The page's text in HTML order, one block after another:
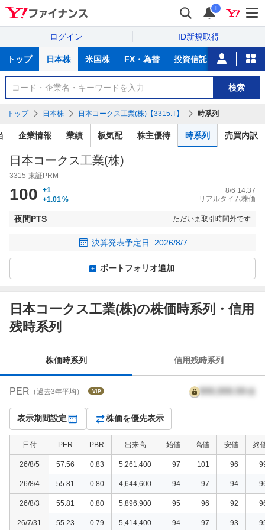
i
ログイン ID新規取得
サ
トップ 日本株 米国株 FX・為替 投資信託 ニュース
銘
検
検索
トップ 日本株 日本コークス工業(株)【3315.T】 時系列
企業情報 業績 板気配 株主優待 時系列 売買内訳
日本コークス工業(株)
3315 東証PRM
100
+1
+1.01 %
8/6 14:37
リアルタイム株価
夜間PTS ただいま取引時間外です
決算発表予定日 2026/8/7
ポートフォリオ追加
日本コークス工業(株)の株価時系列・信用
残時系列
価
列
株価時系列 信用残時系列
PER （過去3年平均） 999,999.99
表示期間設定 株価を優先表示
日付 PER PBR 出来高 始値 高値 安値 終
26/8/5 57.56 0.83 5,261,400 97 101 96
26/8/4 55.81 0.80 4,644,600 94 97 94
26/8/3 55.81 0.80 5,896,900 95 96 92
26/7/31 55.23 0.79 5,414,400 94 97 93